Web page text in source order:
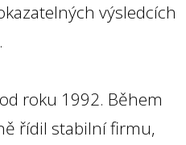
výsledcích
roku 1992. Během
řídil stabilní firmu,